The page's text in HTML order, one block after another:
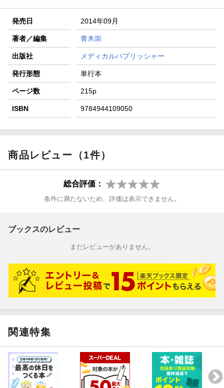
発売日 2014年09月
著者／編集 青木崇
出版社 メディカルパブリッシャー
発行形態 単行本
ページ数 215p
ISBN 9784944109050
商品レビュー（1件）
総合評価：
条件に満たないため、評価は表示できません。
ブックスのレビュー
まだレビューがありません。
関連特集